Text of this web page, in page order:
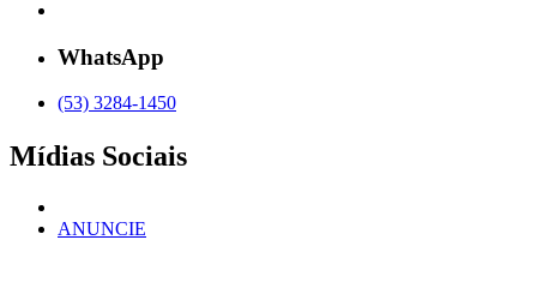
WhatsApp
(53) 3284-1450
Mídias Sociais
ANUNCIE